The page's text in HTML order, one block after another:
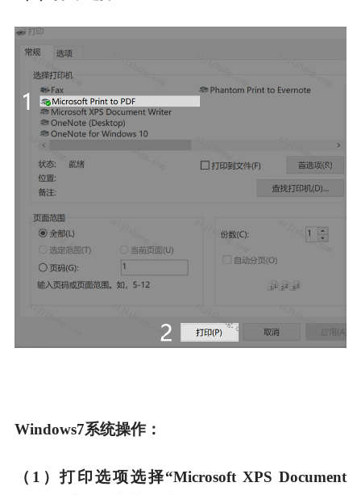
Windows7系统操作：
（1）打印选项选择“Microsoft XPS Document